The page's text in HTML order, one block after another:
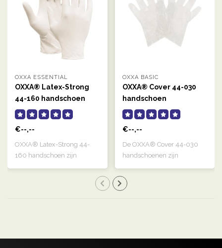
OXXA ESSENTIAL
OXXA® Latex-Strong
44-160 handschoen
€--,--
OXXA® Latex-Strong 44-
160 handschoen zijn
OXXA BASIC
OXXA® Cover 44-030
handschoen
€--,--
De OXXA® Cover 44-030
handschoenen zijn